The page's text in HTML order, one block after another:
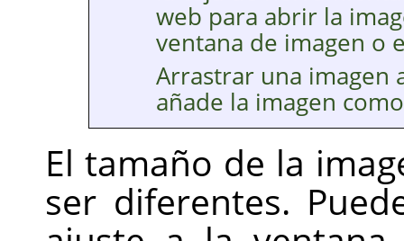
web para abrir la
ventana de imagen o
Arrastrar una imagen
añade la imagen
El tamaño de la
ser diferentes.